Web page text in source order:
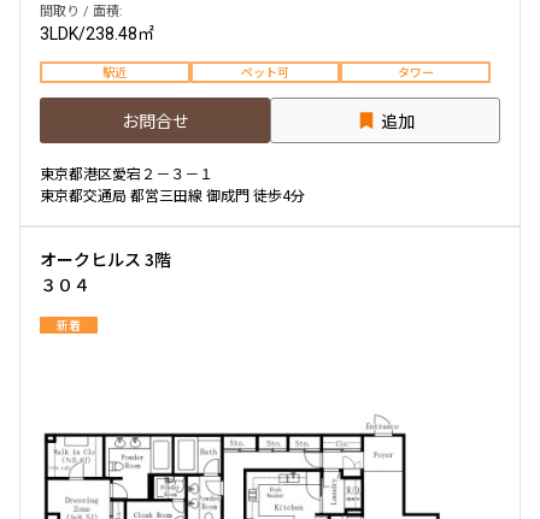
間取り / 面積:
3LDK/238.48㎡
駅近 ペット可 タワー
お問合せ 追加
東京都港区愛宕２－３－１
東京都交通局 都営三田線 御成門 徒歩4分
オークヒルス 3階
３０４
新着